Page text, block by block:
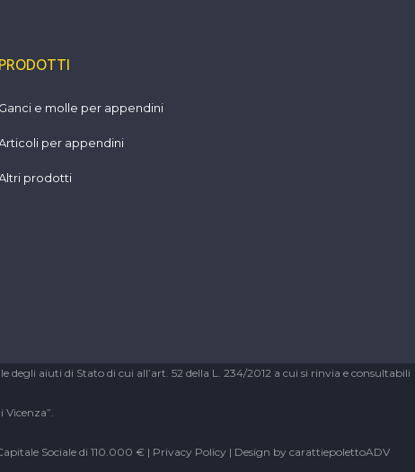
PRODOTTI
Ganci e molle per appendini
per appendini
prodotti
aiuti di Stato di cui all’art. 52 della L. 234/2012 a cui si rinvia e consultabili
Vicenza”.
Sociale di 110.000 € | Privacy Policy | Design by carattiepolettoADV